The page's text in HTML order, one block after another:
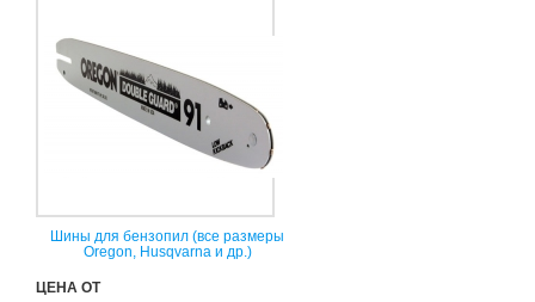
Шины для бензопил (все размеры
Oregon, Husqvarna и др.)
ЦЕНА ОТ